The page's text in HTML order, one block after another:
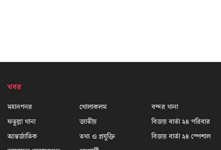
খবর
মহানগনর
ফতুল্লা থানা
আন্তর্জাতিক
খোলাকলম
জাতীয়
তথ্য ও প্রযুক্তি
বন্দর থানা
বিজয় বার্তা ২৪ পরিবার
বিজয় বার্তা ২৪ স্পেশাল